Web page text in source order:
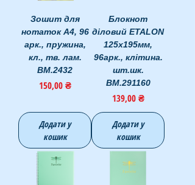
Зошит для
нотаток А4, 96
арк., пружина,
кл., тв. лам.
BM.2432
Ціна
150,00 ₴
Додати у
кошик
Блокнот
діловий ETALON
125x195мм,
96арк., клітина.
шт.шк.
BM.291160
Ціна
139,00 ₴
Додати у
кошик